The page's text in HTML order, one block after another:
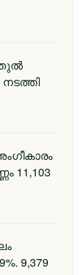
11,103
9,379